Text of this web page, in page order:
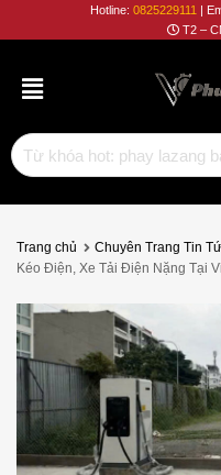
Kiện
Hotline: 0825229111 |
T2 –
Trang chủ Chuyên Trang Tin
Kéo Điện, Xe Tải Điện Nặng Tại